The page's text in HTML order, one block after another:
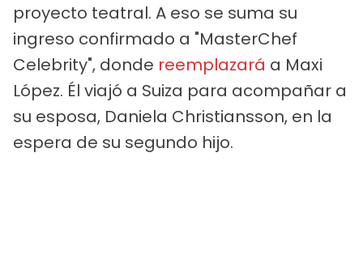
proyecto teatral. A eso se suma su
ingreso confirmado a "MasterChef
Celebrity", donde reemplazará a Maxi
López. Él viajó a Suiza para acompañar a
su esposa, Daniela Christiansson, en la
espera de su segundo hijo.